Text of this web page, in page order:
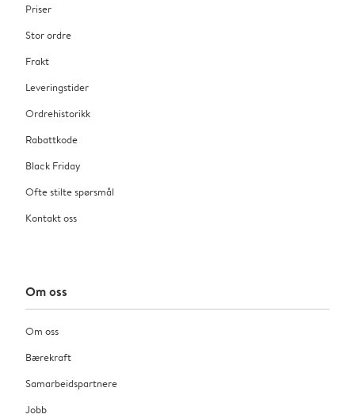
Priser
Stor ordre
Frakt
Leveringstider
Ordrehistorikk
Rabattkode
Black Friday
Ofte stilte spørsmål
Kontakt oss
Om oss
Om oss
Bærekraft
Samarbeidspartnere
Jobb